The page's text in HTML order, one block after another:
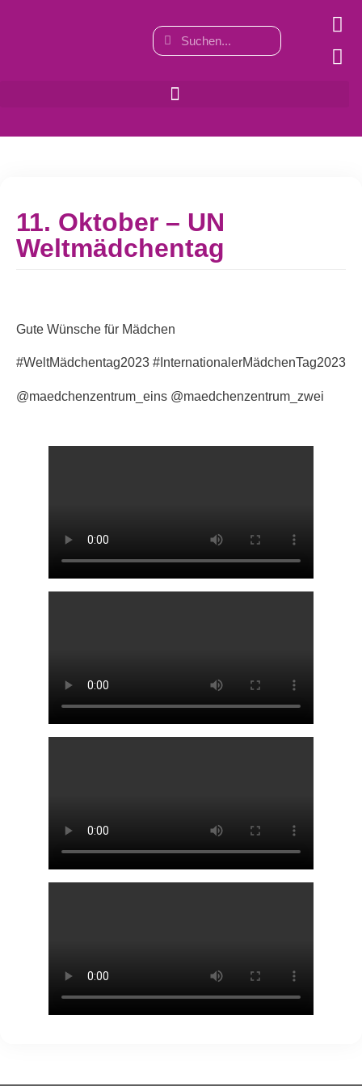
11. Oktober – UN
Weltmädchentag
Gute Wünsche für Mädchen
#WeltMädchentag2023 #InternationalerMädchenTag2023
@maedchenzentrum_eins @maedchenzentrum_zwei